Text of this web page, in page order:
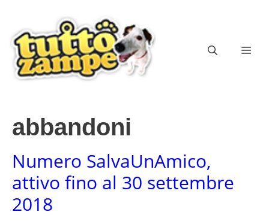
contenuto
abbandoni
Numero SalvaUnAmico,
attivo fino al 30 settembre
2018